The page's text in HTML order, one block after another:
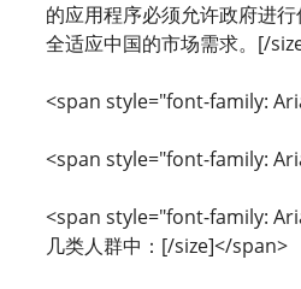
的应用程序必须允许政府进
全适应中国的市场需求。[/
<span style="font-family:
<span style="font-family:
<span style="font-family:
几类人群中：[/size]</span>